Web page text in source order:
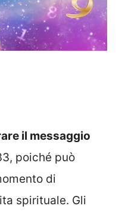
il messaggio
poiché può
di
spirituale. Gli